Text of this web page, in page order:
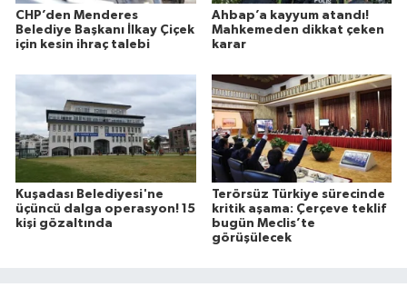
CHP’den Menderes
Belediye Başkanı İlkay Çiçek
için kesin ihraç talebi
Ahbap’a kayyum atandı!
Mahkemeden dikkat çeken
karar
Kuşadası Belediyesi'ne
üçüncü dalga operasyon! 15
kişi gözaltında
Terörsüz Türkiye sürecinde
kritik aşama: Çerçeve teklif
bugün Meclis’te
görüşülecek